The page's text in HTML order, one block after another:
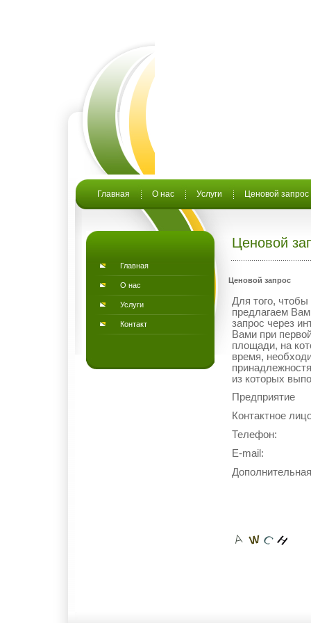
Главная О нас Услуги Ценовой запрос
Главная
О нас
Услуги
Контакт
Ценовой
Ценовой запрос
Для того,
предлагаем
запрос через
Вами при
площади, на
время,
из которых
Предприятие
Контактное
Телефон:
E-mail: